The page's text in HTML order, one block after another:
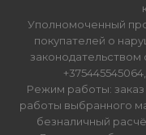
Уполномоченный
покупателей о
законодательством
Режим работы:
работы выбранного
безналичный